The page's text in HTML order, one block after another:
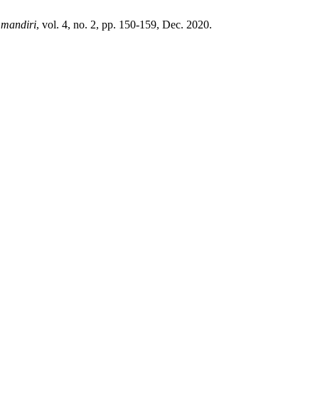
mandiri, vol. 4, no. 2, pp. 150-159, Dec. 2020.